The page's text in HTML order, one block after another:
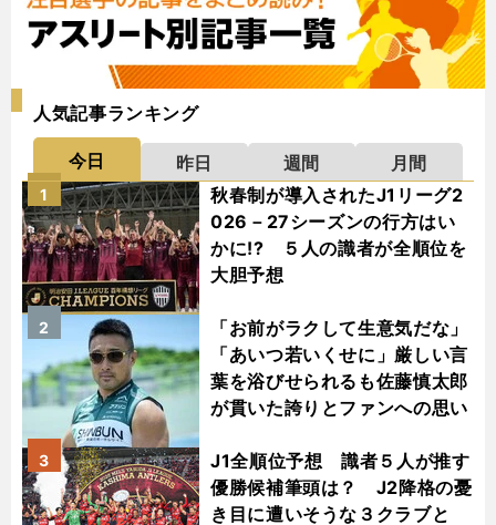
人気記事ランキング
今日 昨日 週間
月間
秋春制が導入されたJ1リーグ2
026－27シーズンの行方はい
かに!? ５人の識者が全順位を
大胆予想
1
「お前がラクして生意気だな」
「あいつ若いくせに」厳しい言
葉を浴びせられるも佐藤慎太郎
が貫いた誇りとファンへの思い
2
J1全順位予想 識者５人が推す
優勝候補筆頭は？ J2降格の憂
き目に遭いそうな３クラブと
3